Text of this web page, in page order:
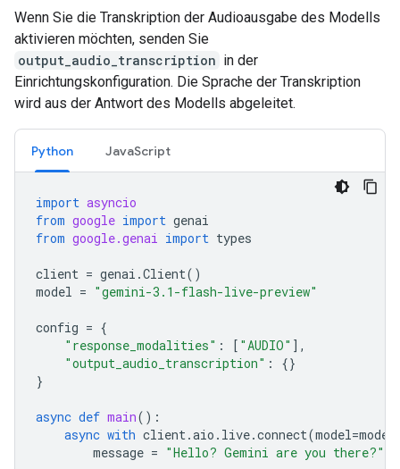
Wenn Sie die Transkription der Audioausgabe des Modells
aktivieren möchten, senden Sie
output_audio_transcription in der
Einrichtungskonfiguration. Die Sprache der Transkription
wird aus der Antwort des Modells abgeleitet.
Python JavaScript
import asyncio
from google import genai
from google.genai import types
client = genai .Client()
model = "gemini-3.1-flash-live-preview"
config = {
"response_modalities" : [ "AUDIO" ],
"output_audio_transcription" :
{}
}
async def main():
async with client.aio . live.connect(model=model
message = "Hello? Gemini are you there?"